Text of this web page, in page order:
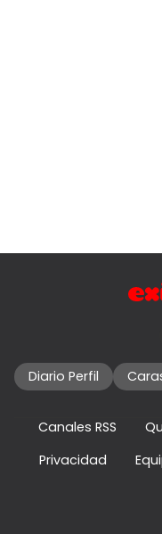
Diario Perfil
Canales RSS
Privacidad